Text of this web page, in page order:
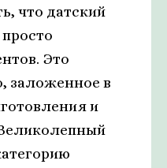
что датский
Это
заложенное в
и